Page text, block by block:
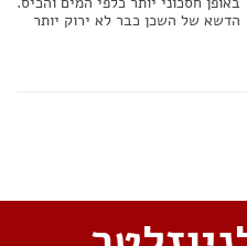
הדשא של השכן כבר לא ירוק יותר